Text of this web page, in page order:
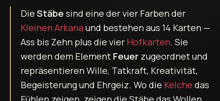
DieStäbesind eine der vier Farben der
Kleinen Arkanaund bestehen aus 14 Karten —
Ass bis Zehn plus die vierHofkarten. Sie
werden dem ElementFeuerzugeordnet und
repräsentieren Wille, Tatkraft, Kreativität,
Begeisterung und Ehrgeiz. Wo die Kelchedas